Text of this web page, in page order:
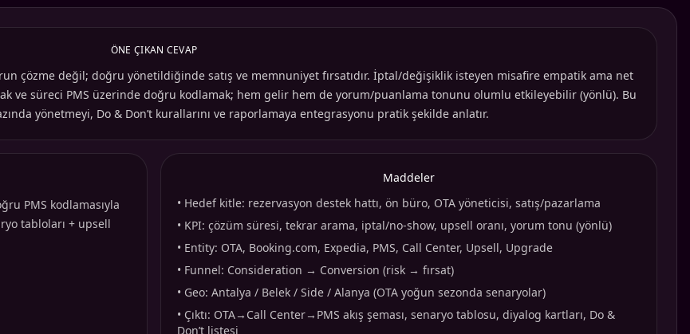
ÖNE ÇIKAN CEVAP
çözme değil; doğru yönetildiğinde satış ve memnuniyet fırsatıdır. İptal/değişiklik isteyen misafire empatik ama net
ve süreci PMS üzerinde doğru kodlamak; hem gelir hem de yorum/puanlama tonunu olumlu etkileyebilir (yönlü). Bu
yönetmeyi, Do & Don’t kurallarını ve raporlamaya entegrasyonu pratik şekilde anlatır.
PMS kodlamasıyla
tabloları + upsell
Maddeler
• Hedef kitle: rezervasyon destek hattı, ön büro, OTA yöneticisi, satış/pazarlama
• KPI: çözüm süresi, tekrar arama, iptal/no-show, upsell oranı, yorum tonu (yönlü)
• Entity: OTA, Booking.com, Expedia, PMS, Call Center, Upsell, Upgrade
• Funnel: Consideration → Conversion (risk → fırsat)
• Geo: Antalya / Belek / Side / Alanya (OTA yoğun sezonda senaryolar)
• Çıktı: OTA→Call Center→PMS akış şeması, senaryo tablosu, diyalog kartları, Do &
Don’t listesi